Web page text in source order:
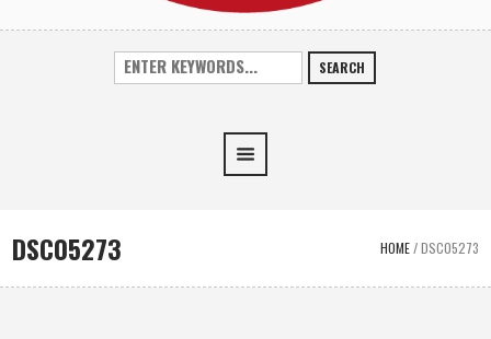
SEARCH
DSC05273 HOME/DSC05273